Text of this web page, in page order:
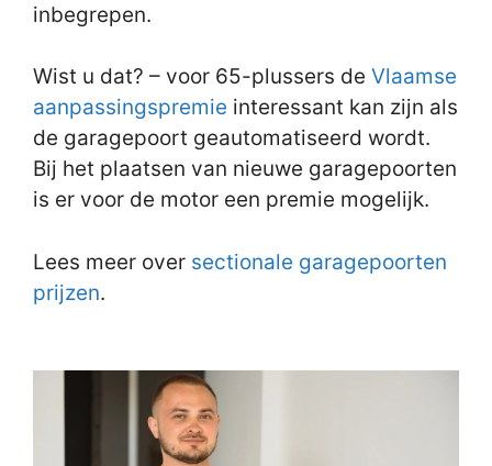
inbegrepen.
Wist u dat? – voor 65-plussers de Vlaamse
aanpassingspremie interessant kan zijn als
de garagepoort geautomatiseerd wordt.
Bij het plaatsen van nieuwe garagepoorten
is er voor de motor een premie mogelijk.
Lees meer over sectionale garagepoorten
prijzen.